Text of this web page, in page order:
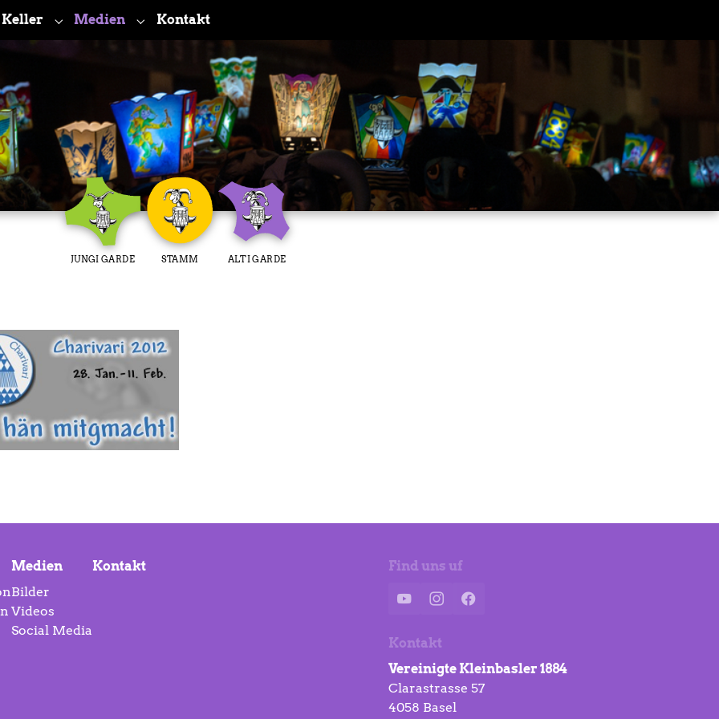
for "Verein"
Keller
Submenu for "Keller"
Medien
Submenu for "Medien"
Kontakt
JUNGI GARDE STAMM ALTI GARDE
Medien
Bilder
Videos
Social Media
Kontakt Find uns uf
YouTubeInstagramFacebook
Kontakt
Vereinigte Kleinbasler 1884
Clarastrasse 57
4058 Basel